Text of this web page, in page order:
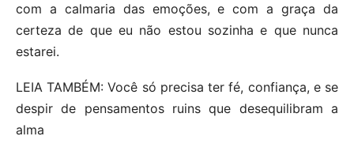
com a calmaria das emoções, e com a graça da
certeza de que eu não estou sozinha e que nunca
estarei.
LEIA TAMBÉM: Você só precisa ter fé, confiança, e se
despir de pensamentos ruins que desequilibram a
alma